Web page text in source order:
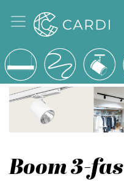
Boom 3-fas